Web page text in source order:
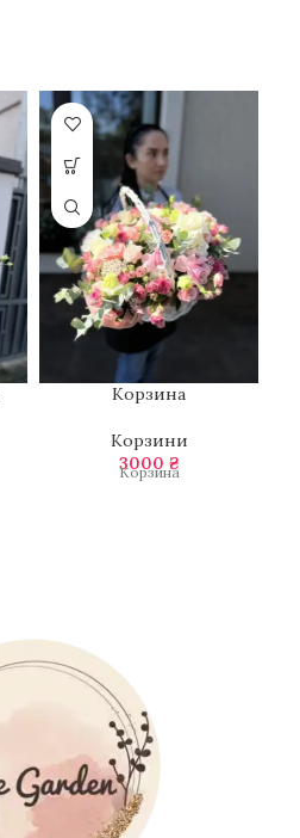
Корзина
Корзини
3000 ₴
Корзина